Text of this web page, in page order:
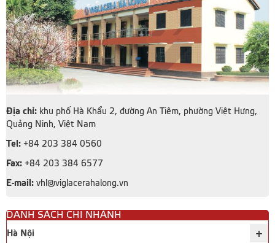
Địa chỉ: khu phố Hà Khẩu 2, đường An Tiêm, phường Việt Hưng,
Quảng Ninh, Việt Nam
Tel: +84 203 384 0560
Fax: +84 203 384 6577
E-mail: vhl@viglacerahalong.vn
DANH SÁCH CHI NHÁNH
Hà Nội +